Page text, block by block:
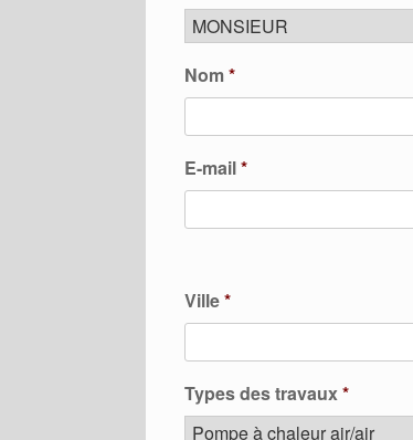
Nom*
E-mail*
Ville*
Types des travaux*